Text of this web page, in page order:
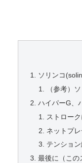
ソリンコ
（参考）
ハイパーG、
ストロー
ネットプ
テンショ
最後に（この